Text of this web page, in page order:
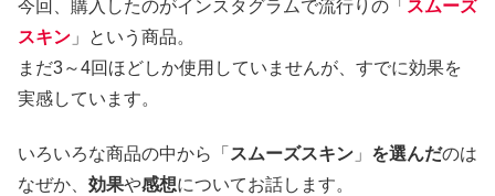
今回、購入したのがインスタグラムで流行りの「 スムーズ
スキン 」という商品。
まだ3～4回ほどしか使用していませんが、すでに効果を
実感しています。
いろいろな商品の中から「 スムーズスキン 」 を選んだのは
なぜか、 効果や感想についてお話します。